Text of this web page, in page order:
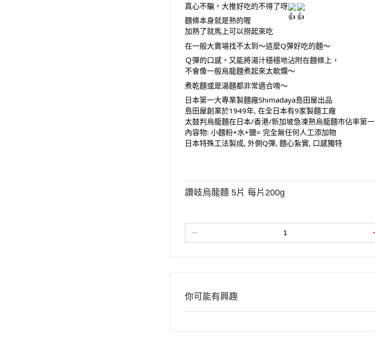
真心不騙，大推好吃的不得了呀
麵條本身就是熟的喔
加熱了就馬上可以撈起來吃
在一般大賣場找不太到～這麼Q彈好吃的麵～
Ｑ彈的口感，又能將湯汁穩穩地沾附在麵條上，
不會像一般烏龍麵煮起來太軟爛～
煮乾麵或是湯麵都非常適合唷～
日本第一大專業製麵廠Shimadaya島田屋出品
島田屋創業於1949年, 在全日本有9家製麵工廠
太鼓判烏龍麵在日本/香港/新加坡急凍熟烏龍麵市佔率第一
內容物: 小麵粉+水+鹽= 完全無任何人工添加物
日本特殊工法製成, 外側Q彈, 麵心紮實, 口感獨特
讚岐烏龍麵 5片 每片200g
你可能有興趣